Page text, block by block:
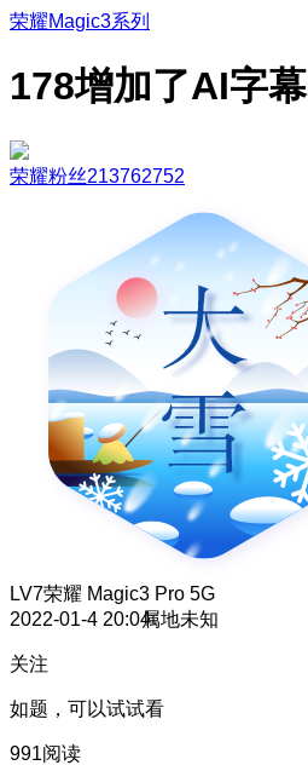
荣耀Magic3系列
178增加了AI字幕
荣耀粉丝213762752
LV7荣耀 Magic3 Pro 5G
2022-01-4 20:04属地未知
关注
如题，可以试试看
991阅读